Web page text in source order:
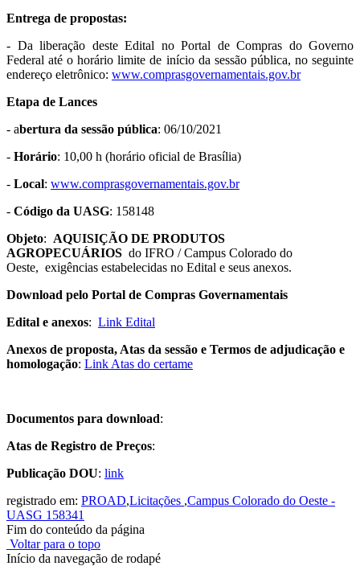
Entrega de propostas:
- Da liberação deste Edital no Portal de Compras do Governo
Federal até o horário limite de início da sessão pública, no seguinte
endereço eletrônico: www.comprasgovernamentais.gov.br
Etapa de Lances
- abertura da sessão pública: 06/10/2021
- Horário: 10,00 h (horário oficial de Brasília)
- Local: www.comprasgovernamentais.gov.br
- Código da UASG: 158148
Objeto: AQUISIÇÃO DE PRODUTOS
AGROPECUÁRIOS do IFRO / Campus Colorado do
Oeste, exigências estabelecidas no Edital e seus anexos.
Download pelo Portal de Compras Governamentais
Edital e anexos: Link Edital
Anexos de proposta, Atas da sessão e Termos de adjudicação e
homologação: Link Atas do certame
Documentos para download:
Atas de Registro de Preços:
Publicação DOU: link
registrado em: PROAD,Licitações ,Campus Colorado do Oeste -
UASG 158341
Fim do conteúdo da página
Voltar para o topo
Início da navegação de rodapé